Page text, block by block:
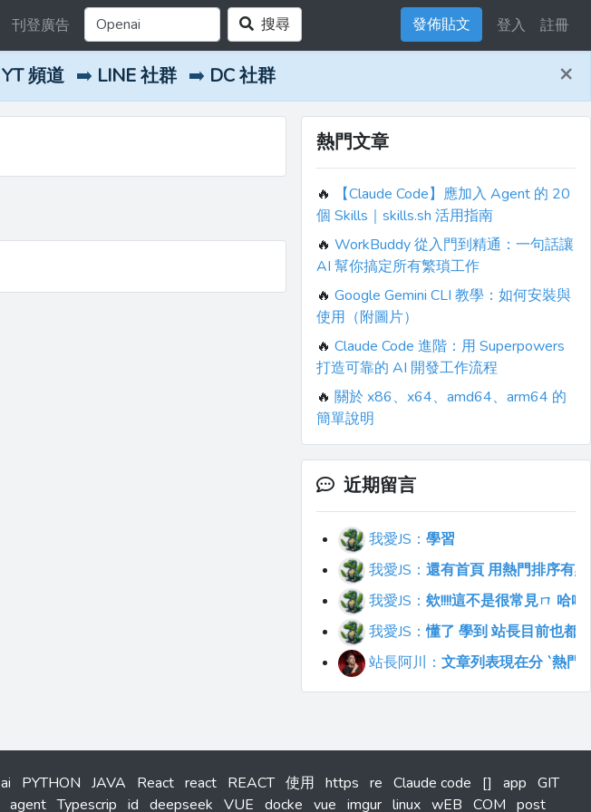
刊登廣告 搜尋 發佈貼文 登入 註冊
YT 頻道 ➡️ LINE 社群 ➡️ DC 社群 ×
熱門文章
🔥
【Claude Code】應加入 Agent 的 20
個 Skills｜skills.sh 活用指南
🔥 WorkBuddy 從入門到精通：一句話讓
AI 幫你搞定所有繁瑣工作
🔥 Google Gemini CLI 教學：如何安裝與
使用（附圖片）
🔥 Claude Code 進階：用 Superpowers
打造可靠的 AI 開發工作流程
🔥 關於 x86、x64、amd64、arm64 的
簡單說明
近期留言
我愛JS： 學習
我愛JS： 還有首頁 用熱門排序有
我愛JS： 欸!!!!這不是很常見ㄇ 哈
我愛JS：懂了 學到 站長目前也都
站長阿川： 文章列表現在分 `熱門
ai PYTHON JAVA React react REACT 使用 https re Claude code [] app GIT
agent Typescrip id deepseek VUE docke vue imgur linux wEB COM post